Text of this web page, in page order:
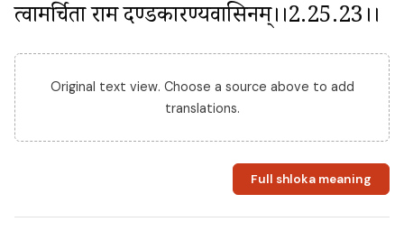
त्वामर्चिता राम दण्डकारण्यवासिनम्।।2.25.23।।
Original text view. Choose a source above to add
translations.
Full shloka meaning